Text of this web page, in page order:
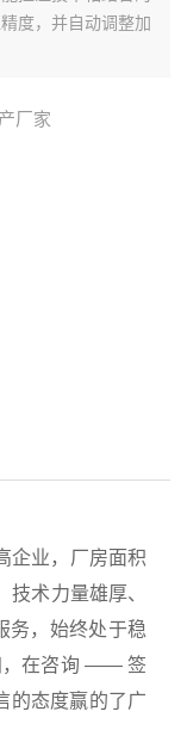
度，并自动调整加
厂家
企业，厂房面积
术力量雄厚、
务，始终处于稳
，在咨询 —— 签
态度赢的了广